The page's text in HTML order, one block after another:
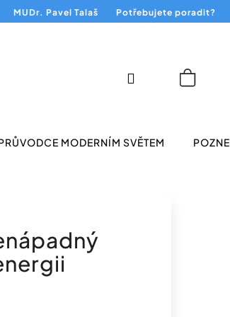
MUDr. Pavel Talaš Potřebujete poradit?
MODERNÍM SVĚTEM
Přihlášení